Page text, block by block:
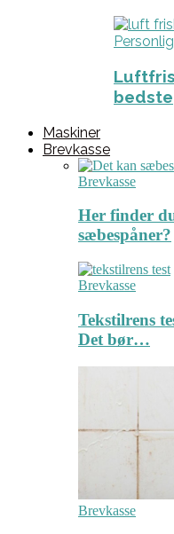
bedste
Maskiner
Brevkasse
Brevkasse
Her finder
sæbespåner?
Brevkasse
Tekstilrens
Det bør…
Brevkasse